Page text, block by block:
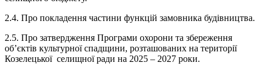
2.4. Про покладення частини функцій замовника будівництва.
2.5. Про затвердження Програми охорони та збереження
об’єктів культурної спадщини, розташованих на території
Козелецької селищної ради на 2025 – 2027 роки.